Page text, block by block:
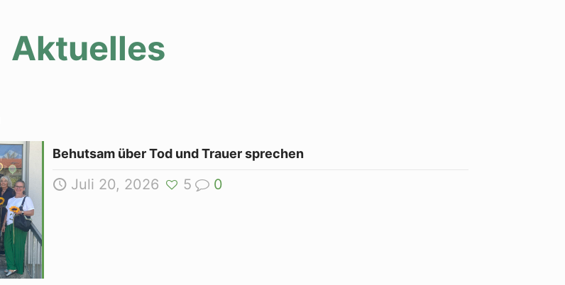
Aktuelles
Behutsam über Tod und Trauer sprechen
Juli 20, 2026 0
5